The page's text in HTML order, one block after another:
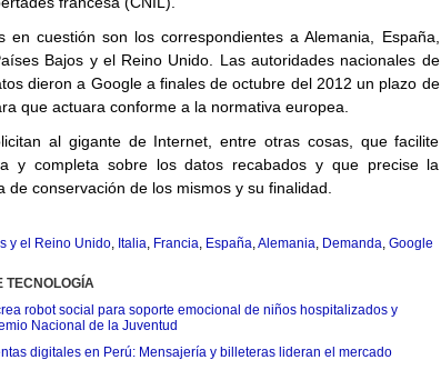
en cuestión son los correspondientes a Alemania, España,
Bajos y el Reino Unido. Las autoridades nacionales de
dieron a Google a finales de octubre del 2012 un plazo de
que actuara conforme a la normativa europea.
al gigante de Internet, entre otras cosas, que facilite
y completa sobre los datos recabados y que precise la
de conservación de los mismos y su finalidad.
y el Reino Unido, Italia, Francia, España,Alemania, Demanda, Google
TECNOLOGÍA
robot social para soporte emocional de niños hospitalizados y
Nacional de la Juventud
digitales en Perú: Mensajería y billeteras lideran el mercado